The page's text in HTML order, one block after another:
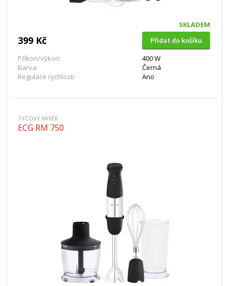
SKLADEM
399 Kč
Přidat do košíku
Příkon/výkon:
400 W
Barva:
Černá
Regulace rychlosti:
Ano
TYČOVÝ MIXÉR
ECG RM 750